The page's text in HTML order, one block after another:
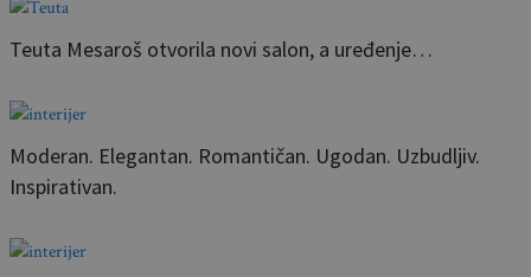
Teuta Mesaroš otvorila novi salon, a uređenje…
Moderan. Elegantan. Romantičan. Ugodan. Uzbudljiv.
Inspirativan.